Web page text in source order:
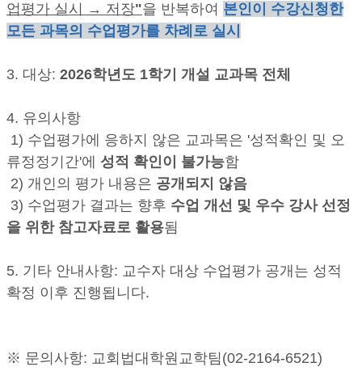
업평가 실시
→ 저장"을 반복하여 본인이 수강신청한
모든 과목의 수업평가를 차례로 실시
3. 대상: 2026학년도 1학기 개설 교과목 전체
4. 유의사항
1) 수업평가에 응하지 않은 교과목은 '성적확인 및 오
류정정기간'에 성적 확인이 불가능함
2) 개인의 평가 내용은 공개되지 않음
3) 수업평가 결과는 향후 수업 개선 및 우수 강사 선정
을 위한 참고자료로 활용됨
5. 기타 안내사항: 교수자 대상 수업평가 공개는 성적
확정 이후 진행됩니다.
※ 문의사항: 교회법대학원교학팀(02-2164-6521)